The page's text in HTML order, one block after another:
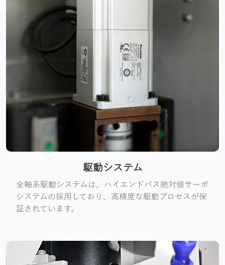
駆動システム
全軸系駆動システムは、ハイエンドバス絶対値サーボ
システムの採用しており、高精度な駆動プロセスが保
証されています。